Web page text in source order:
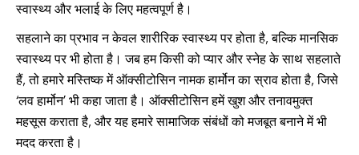
स्वास्थ्य और भलाई के लिए महत्वपूर्ण है।
सहलाने का प्रभाव न केवल शारीरिक स्वास्थ्य पर होता है, बल्कि मानसिक
स्वास्थ्य पर भी होता है। जब हम किसी को प्यार और स्नेह के साथ सहलाते
हैं, तो हमारे मस्तिष्क में ऑक्सीटोसिन नामक हार्मोन का स्राव होता है, जिसे
‘लव हार्मोन’ भी कहा जाता है। ऑक्सीटोसिन हमें खुश और तनावमुक्त
महसूस कराता है, और यह हमारे सामाजिक संबंधों को मजबूत बनाने में भी
मदद करता है।